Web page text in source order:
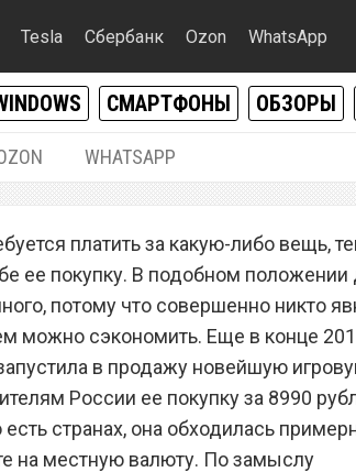
Tesla Сбербанк Ozon WhatsApp
СМАРТФОНЫ ОБЗОРЫ
WHATSAPP
PlayStation до
платить за какую-либо вещь,
ее покупку. В подобном положении
потому что совершенно никто
можно сэкономить. Еще в конце
в продажу новейшую
России ее покупку за 8990
странах, она обходилась
на местную валюту. По замыслу